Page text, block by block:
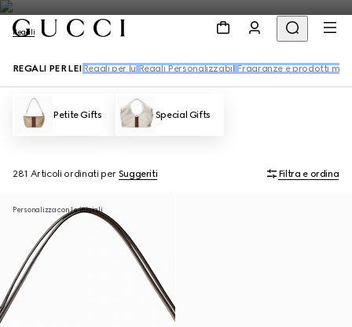
Regali
REGALI PER LEI Regali per lui Regali Personalizzabili Fragranze e prodotti
Petite Gifts Special Gifts
281 Articoli ordinati per Suggeriti Filtra e ordina
Personalizza con le iniziali